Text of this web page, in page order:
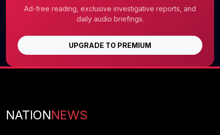
Ad-free reading, exclusive investigative reports, and
daily audio briefings.
UPGRADE TO PREMIUM
NATIONNEWS